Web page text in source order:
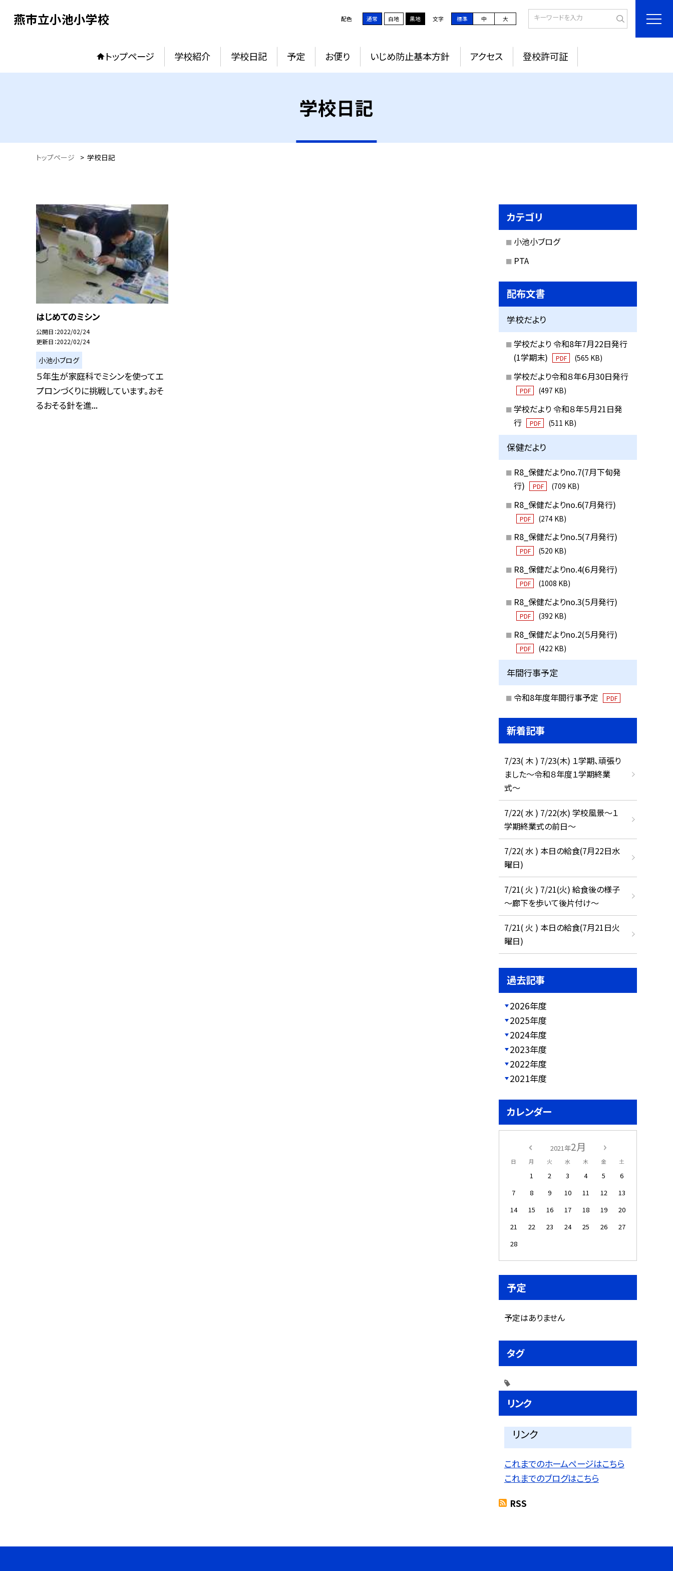
燕市立小池小学校 配色 通常 白地 黒地 文字 標準 中 大
トップページ 学校紹介 学校日記 予定 お便り いじめ防止基本方針 アクセス 登校許可証
学校日記
トップページ > 学校日記
はじめてのミシン
公開日 2022/02/24
更新日 2022/02/24
小池小ブログ
５年生が家庭科でミシンを使ってエ
プロンづくりに挑戦しています。おそ
るおそる針を進...
カテゴリ
小池小ブログ
PTA
配布文書
学校だより
学校だより 令和8年7月22日発行
(1学期末)
PDF (565 KB)
学校だより令和８年６月30日発行
PDF (497 KB)
学校だより 令和８年５月21日発
行
PDF (511 KB)
保健だより
R8_保健だよりno.7(7月下旬発
行)
PDF (709 KB)
R8_保健だよりno.6(7月発行)
PDF (274 KB)
R8_保健だよりno.5(７月発行)
PDF (520 KB)
R8_保健だよりno.4(６月発行)
PDF (1008 KB)
R8_保健だよりno.3(５月発行)
PDF (392 KB)
R8_保健だよりno.2(５月発行)
PDF (422 KB)
年間行事予定
令和8年度年間行事予定 PDF
新着記事
7/23( 木 ) 7/23(木) １学期、頑張り
ました〜令和８年度１学期終業
式〜
7/22( 水 ) 7/22(水) 学校風景〜１
学期終業式の前日〜
7/22( 水 ) 本日の給食(7月22日水
曜日)
7/21( 火 ) 7/21(火) 給食後の様子
～廊下を歩いて後片付け～
7/21( 火 ) 本日の給食(7月21日火
曜日)
過去記事
2026年度
2025年度
2024年度
2023年度
2022年度
2021年度
カレンダー
2021年2月
日 月 火 水 木 金 土
1 2 3 4 5
6
7
8 9 10 11 12
13
14
15 16 17 18 19
20
21
22 23 24 25 26
27
28
予定
予定はありません
タグ
リンク
リンク
これまでのホームページはこちら
これまでのブログはこちら
RSS